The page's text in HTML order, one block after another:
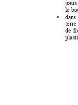
jours
le
• dans
terre
de